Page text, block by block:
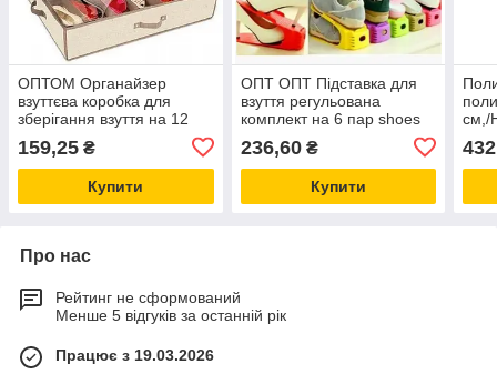
ОПТОМ Органайзер
взуттєва коробка для
зберігання взуття на 12
пар із прозорою кришкою
на замку Shoes Under
159,25 ₴
Купити
ОПТ ОПТ Підставка для
взуття регульована
комплект на 6 пар shoes
236,60₴
Купити
см,/
Про нас
Рейтинг не сформований
Менше 5 відгуків за останній рік
Працює з 19.03.2026